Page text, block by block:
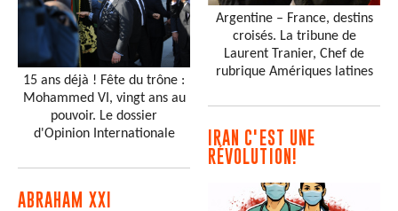
15 ans déjà ! Fête du trône :
Mohammed VI, vingt ans au
pouvoir. Le dossier
d'Opinion Internationale
ABRAHAM XXI
Argentine – France, destins
croisés. La tribune de
Laurent Tranier, Chef de
rubrique Amériques latines
IRAN C'EST UNE
RÉVOLUTION!